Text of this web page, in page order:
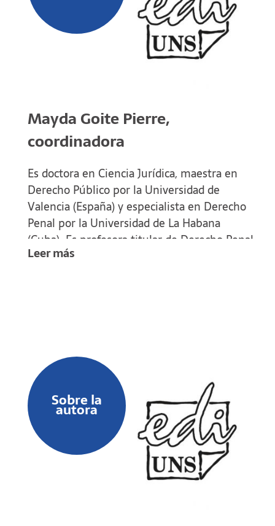
Mayda Goite Pierre,
coordinadora
Es doctora en Ciencia Jurídica, maestra en
Derecho Público por la Universidad de
Valencia (España) y especialista en Derecho
Penal por la Universidad de La Habana
(Cuba). Es profesora titular de Derecho Penal,
presidenta de la sociedad Cubana de Ciencias
Leer más
Sobre la
autora